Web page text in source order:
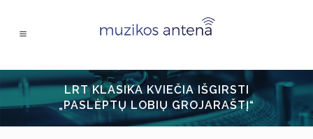
LRT KLASIKA KVIEČIA IŠGIRSTI
„PASLĖPTŲ LOBIŲ GROJARAŠTĮ“